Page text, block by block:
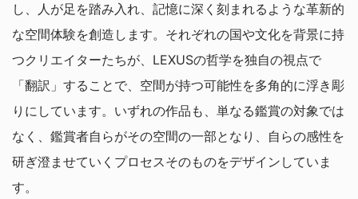
し、人が足を踏み入れ、記憶に深く刻まれるような革新的
な空間体験を創造します。それぞれの国や文化を背景に持
つクリエイターたちが、LEXUSの哲学を独自の視点で
「翻訳」することで、空間が持つ可能性を多角的に浮き彫
りにしています。いずれの作品も、単なる鑑賞の対象では
なく、鑑賞者自らがその空間の一部となり、自らの感性を
研ぎ澄ませていくプロセスそのものをデザインしていま
す。